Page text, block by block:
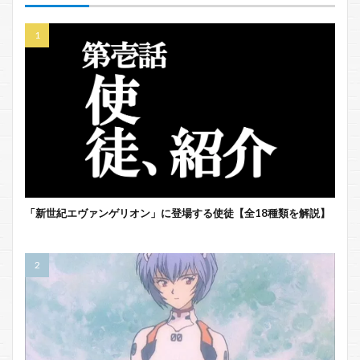
「新世紀エヴァンゲリオン」に登場する使徒【全18種類を解説】